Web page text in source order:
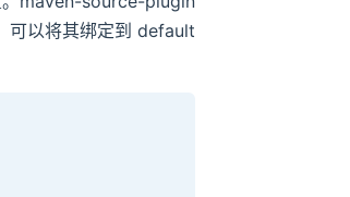
可以将其绑定到 default